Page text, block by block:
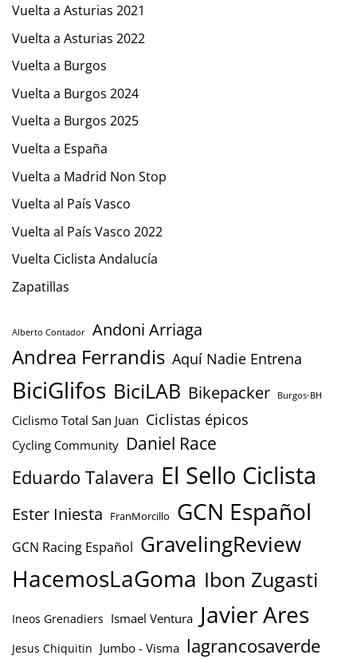
Vuelta a Asturias 2021
Vuelta a Asturias 2022
Vuelta a Burgos
Vuelta a Burgos 2024
Vuelta a Burgos 2025
Vuelta a España
Vuelta a Madrid Non Stop
Vuelta al País Vasco
Vuelta al País Vasco 2022
Vuelta Ciclista Andalucía
Zapatillas
Alberto Contador Andoni Arriaga
Andrea Ferrandis Aquí Nadie Entrena
BiciGlifos BiciLAB Bikepacker Burgos-BH
Ciclismo Total San Juan Ciclistas épicos
Cycling Community Daniel Race
Eduardo Talavera El Sello Ciclista
Ester Iniesta FranMorcillo GCN Español
GCN Racing Español GravelingReview
HacemosLaGoma Ibon Zugasti
Ineos Grenadiers Ismael Ventura Javier Ares
Jesus Chiquitin Jumbo - Visma lagrancosaverde